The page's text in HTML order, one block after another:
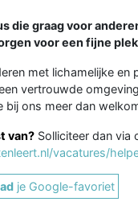
die graag voor
voor een fijne
met lichamelijke
vertrouwde
bij ons meer dan
van? Solliciteer dan via
vacatures/
je Google-favoriet